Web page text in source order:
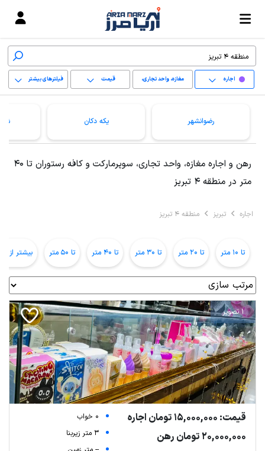
اجاره مغازه، واحد تجاری،
سوپرمارکت و کافه
قیمت فیلترهای بیشتر
پاک کردن محدوده
رضوانشهر یکه دکان
رهن و اجاره مغازه، واحد تجاری، سوپرمارکت و کافه رستوران تا 40
متر در منطقه 4 تبریز
اجاره تبریز منطقه 4 تبریز
تا 10 متر تا 20 متر تا 30 متر تا 40 متر تا 50 متر بیشتر از 50 متر
1 تصویر
قیمت: 15,000,000 تومان اجاره
20,000,000 تومان رهن
0 خواب
3 متر زیربنا